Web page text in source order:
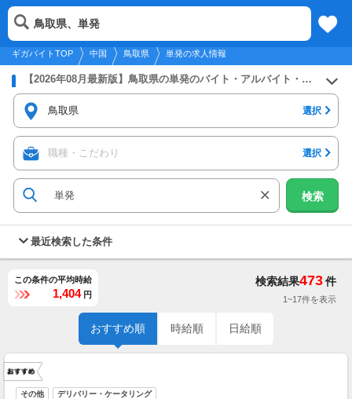
2026年8月6日更新
メニュー
ギガバイトTOP 中国 鳥取県 単発の求人情報
鳥取県、単発
【2026年08月最新版】鳥取県の単発のバイト・アルバイト・パートの求人募集情報
鳥取県 選択
職種・こだわり 選択
検索
最近検索した条件
この条件の平均時給
1,404 円
検索結果473件
1~17件を表示
おすすめ順 時給順 日給順
その他 デリバリー・ケータリング